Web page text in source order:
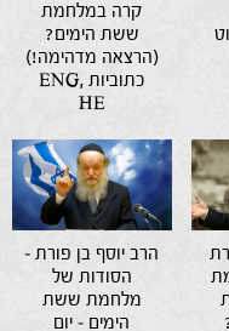
קרה במלחמת
ששת הימים?
(הרצאה מדהימה!)
כתוביות ENG,
HE
הרב יוסף בן פורת –
הסודות של
מלחמת ששת
הימים – יום